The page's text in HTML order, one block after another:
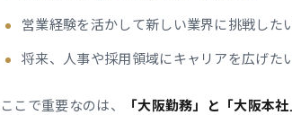
営業経験を活かして新しい業界に挑戦した
将来、人事や採用領域にキャリアを広げた
ここで重要なのは、 「大阪勤務」と「大阪本